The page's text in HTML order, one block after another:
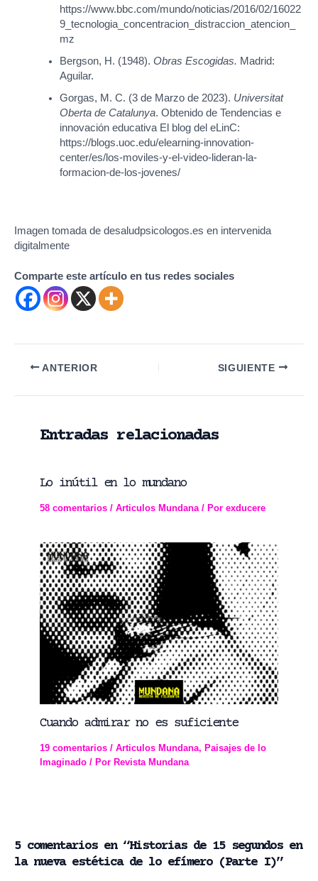
https://www.bbc.com/mundo/noticias/2016/02/16022
9_tecnologia_concentracion_distraccion_atencion_
mz
Bergson, H. (1948). Obras Escogidas. Madrid:
Aguilar.
Gorgas, M. C. (3 de Marzo de 2023). Universitat
Oberta de Catalunya. Obtenido de Tendencias e
innovación educativa El blog del eLinC:
https://blogs.uoc.edu/elearning-innovation-
center/es/los-moviles-y-el-video-lideran-la-
formacion-de-los-jovenes/
Imagen tomada de desaludpsicologos.es en intervenida
digitalmente
Comparte este artículo en tus redes sociales
Navegación
entradas
ANTERIOR SIGUIENTE
Entradas relacionadas
Lo inútil en lo mundano
58 comentarios /Articulos Mundana/ Porexducere
Cuando admirar no es suficiente
19 comentarios /Articulos Mundana, Paisajes de lo
Imaginado / Por Revista Mundana
5 comentarios en “Historias de 15 segundos en
la nueva estética de lo efímero (Parte I)”